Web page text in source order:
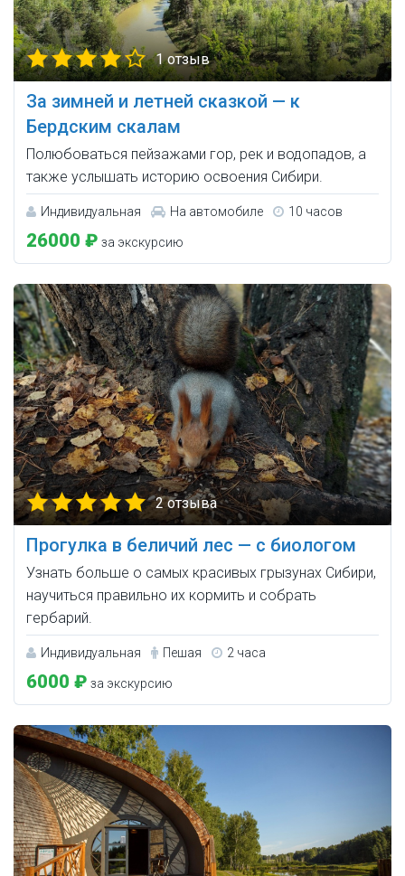
1 отзыв
За зимней и летней сказкой — к
Бердским скалам
Полюбоваться пейзажами гор, рек и водопадов, а
также услышать историю освоения Сибири.
Индивидуальная На автомобиле 10 часов
26000 ₽ за экскурсию
2 отзыва
Прогулка в беличий лес — с биологом
Узнать больше о самых красивых грызунах Сибири,
научиться правильно их кормить и собрать
гербарий.
Индивидуальная Пешая 2 часа
6000 ₽ за экскурсию